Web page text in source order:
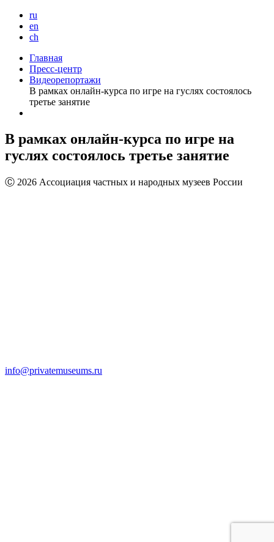
ru
en
ch
Главная
Пресс-центр
Видеорепортажи
В рамках онлайн-курса по игре на гуслях состоялось
третье занятие
В рамках онлайн-курса по игре на
гуслях состоялось третье занятие
Ⓒ 2026 Ассоциация частных и народных музеев России
info@privatemuseums.ru